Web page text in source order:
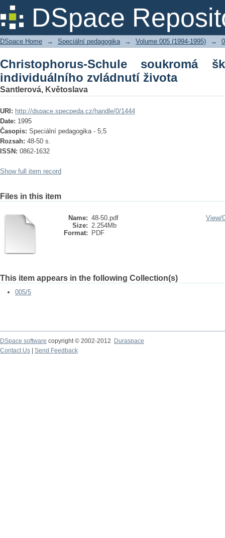
DSpace
Christophorus-Schule soukromá
života
DSpace Home → Speciální pedagogika → Volume 005 (1994-1995) →
Christophorus-Schule soukromá
individuálního zvládnutí života
Santlerová, Květoslava
URI: http://dspace.specpeda.cz/handle/0/1444
Date: 1995
Časopis: Speciální pedagogika - 5;5
Rozsah: 48-50 s.
ISSN: 0862-1632
Show full item record
Files in this item
Name: 48-50.pdf
Size: 2.254Mb
Format:
PDF
View/
This item appears in the following Collection(s)
005/5
DSpace software copyright © 2002-2012
Duraspace
Contact Us
Send Feedback